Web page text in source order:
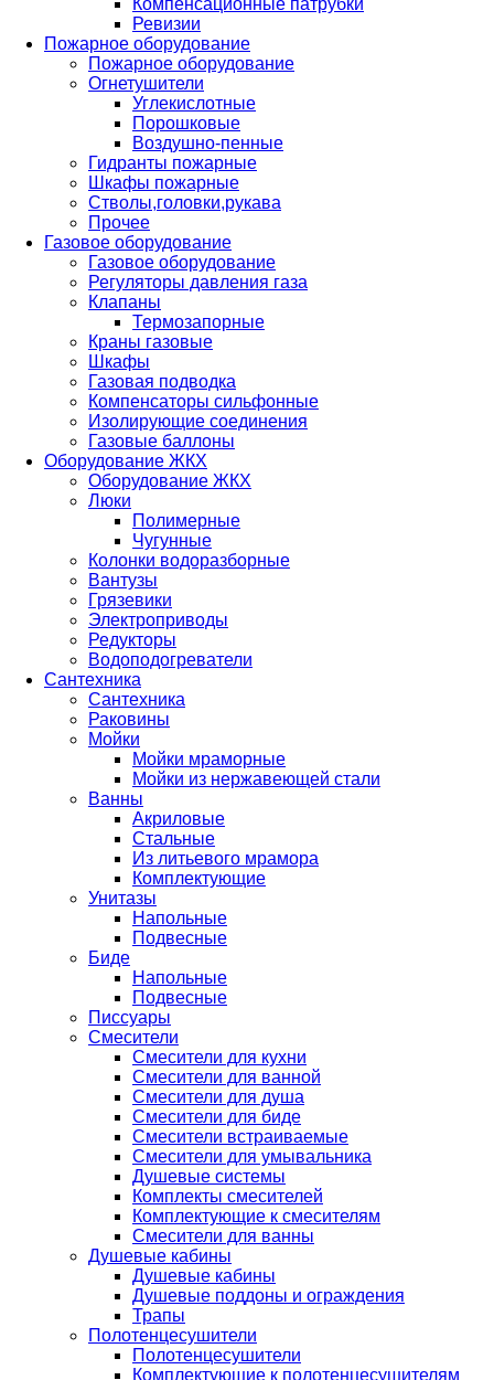
Компенсационные патрубки
Ревизии
Пожарное оборудование
Пожарное оборудование
Огнетушители
Углекислотные
Порошковые
Воздушно-пенные
Гидранты пожарные
Шкафы пожарные
Стволы,головки,рукава
Прочее
Газовое оборудование
Газовое оборудование
Регуляторы давления газа
Клапаны
Термозапорные
Краны газовые
Шкафы
Газовая подводка
Компенсаторы сильфонные
Изолирующие соединения
Газовые баллоны
Оборудование ЖКХ
Оборудование ЖКХ
Люки
Полимерные
Чугунные
Колонки водоразборные
Вантузы
Грязевики
Электроприводы
Редукторы
Водоподогреватели
Сантехника
Сантехника
Раковины
Мойки
Мойки мраморные
Мойки из нержавеющей стали
Ванны
Акриловые
Стальные
Из литьевого мрамора
Комплектующие
Унитазы
Напольные
Подвесные
Биде
Напольные
Подвесные
Писсуары
Смесители
Смесители для кухни
Смесители для ванной
Смесители для душа
Смесители для биде
Смесители встраиваемые
Смесители для умывальника
Душевые системы
Комплекты смесителей
Комплектующие к смесителям
Смесители для ванны
Душевые кабины
Душевые кабины
Душевые поддоны и ограждения
Трапы
Полотенцесушители
Полотенцесушители
Комплектующие к полотенцесушителям